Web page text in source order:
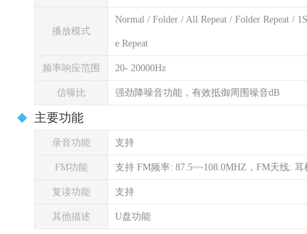
播放模式
Normal / Folder / All Repeat / Folder Repeat /
e Repeat
频率响应范围 20- 20000Hz
信噪比 强劲降噪音功能，有效抵御周围噪音dB
主要功能
录音功能 支持
FM功能 支持 FM频率: 87.5~~108.0MHZ，FM天线: 耳
复读功能 支持
其他描述 U盘功能